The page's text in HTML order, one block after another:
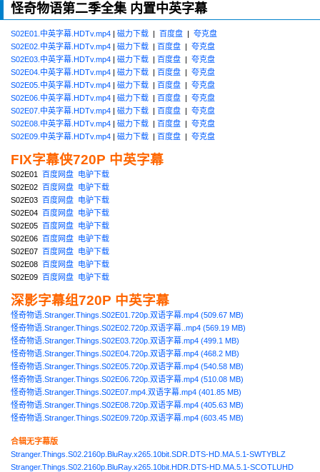
怪奇物语第二季全集 内置中英字幕
S02E01.中英字幕.HDTv.mp4 | 磁力下载 | 百度盘 | 夸克盘
S02E02.中英字幕.HDTv.mp4 | 磁力下载 | 百度盘 | 夸克盘
S02E03.中英字幕.HDTv.mp4 | 磁力下载 | 百度盘 | 夸克盘
S02E04.中英字幕.HDTv.mp4 | 磁力下载 | 百度盘 | 夸克盘
S02E05.中英字幕.HDTv.mp4 | 磁力下载 | 百度盘 | 夸克盘
S02E06.中英字幕.HDTv.mp4 | 磁力下载 | 百度盘 | 夸克盘
S02E07.中英字幕.HDTv.mp4 | 磁力下载 | 百度盘 | 夸克盘
S02E08.中英字幕.HDTv.mp4 | 磁力下载 | 百度盘 | 夸克盘
S02E09.中英字幕.HDTv.mp4 | 磁力下载 | 百度盘 | 夸克盘
FIX字幕侠720P 中英字幕
S02E01 百度网盘 电驴下载
S02E02 百度网盘 电驴下载
S02E03 百度网盘 电驴下载
S02E04 百度网盘 电驴下载
S02E05 百度网盘 电驴下载
S02E06 百度网盘 电驴下载
S02E07 百度网盘 电驴下载
S02E08 百度网盘 电驴下载
S02E09 百度网盘 电驴下载
深影字幕组720P 中英字幕
怪奇物语.Stranger.Things.S02E01.720p.双语字幕.mp4 (509.67 MB)
怪奇物语.Stranger.Things.S02E02.720p.双语字幕..mp4 (569.19 MB)
怪奇物语.Stranger.Things.S02E03.720p.双语字幕.mp4 (499.1 MB)
怪奇物语.Stranger.Things.S02E04.720p.双语字幕.mp4 (468.2 MB)
怪奇物语.Stranger.Things.S02E05.720p.双语字幕.mp4 (540.58 MB)
怪奇物语.Stranger.Things.S02E06.720p.双语字幕.mp4 (510.08 MB)
怪奇物语.Stranger.Things.S02E07.mp4.双语字幕.mp4 (401.85 MB)
怪奇物语.Stranger.Things.S02E08.720p.双语字幕.mp4 (405.63 MB)
怪奇物语.Stranger.Things.S02E09.720p.双语字幕.mp4 (603.45 MB)
合辑无字幕版
Stranger.Things.S02.2160p.BluRay.x265.10bit.SDR.DTS-HD.MA.5.1-SWTYBLZ
Stranger.Things.S02.2160p.BluRay.x265.10bit.HDR.DTS-HD.MA.5.1-SCOTLUHD